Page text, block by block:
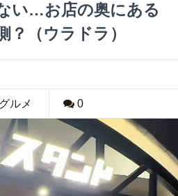
い…お店の奥にある
？（ウラドラ）
ルメ 0